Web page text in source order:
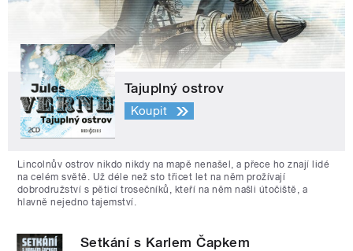
Tajuplný ostrov
Koupit
Lincolnův ostrov nikdo nikdy na mapě nenašel, a přece ho znají lidé
na celém světě. Už déle než sto třicet let na něm prožívají
dobrodružství s pěticí trosečníků, kteří na něm našli útočiště, a
hlavně nejedno tajemství.
Setkání s Karlem Čapkem